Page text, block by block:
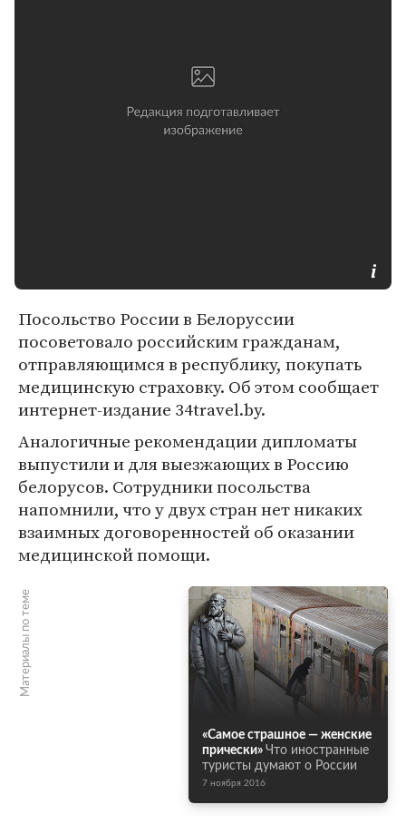
Посольство России в Белоруссии
посоветовало российским гражданам,
отправляющимся в республику, покупать
медицинскую страховку. Об этом сообщает
интернет-издание 34travel.by.
Аналогичные рекомендации дипломаты
выпустили и для выезжающих в Россию
белорусов. Сотрудники посольства
напомнили, что у двух стран нет никаких
взаимных договоренностей об оказании
медицинской помощи.
Материалы по теме
«Самое страшное — женские
прически» Что иностранные
туристы думают о России
7 ноября 2016